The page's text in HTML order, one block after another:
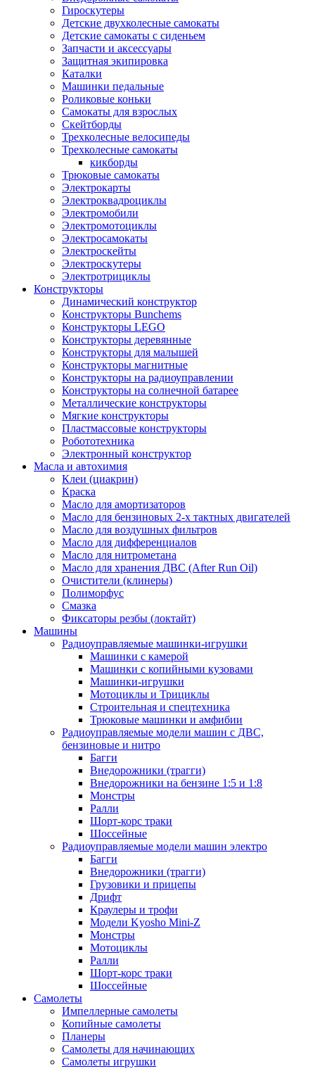
Гироскутеры
Детские двухколесные самокаты
Детские самокаты с сиденьем
Запчасти и аксессуары
Защитная экипировка
Каталки
Машинки педальные
Роликовые коньки
Самокаты для взрослых
Скейтборды
Трехколесные велосипеды
Трехколесные самокаты
кикборды
Трюковые самокаты
Электрокарты
Электроквадроциклы
Электромобили
Электромотоциклы
Электросамокаты
Электроскейты
Электроскутеры
Электротрициклы
Конструкторы
Динамический конструктор
Конструкторы Bunchems
Конструкторы LEGO
Конструкторы деревянные
Конструкторы для малышей
Конструкторы магнитные
Конструкторы на радиоуправлении
Конструкторы на солнечной батарее
Металлические конструкторы
Мягкие конструкторы
Пластмассовые конструкторы
Робототехника
Электронный конструктор
Масла и автохимия
Клеи (циакрин)
Краска
Масло для амортизаторов
Масло для бензиновых 2-х тактных двигателей
Масло для воздушных фильтров
Масло для дифференциалов
Масло для нитрометана
Масло для хранения ДВС (After Run Oil)
Очистители (клинеры)
Полиморфус
Смазка
Фиксаторы резбы (локтайт)
Машины
Радиоуправляемые машинки-игрушки
Машинки с камерой
Машинки с копийными кузовами
Машинки-игрушки
Мотоциклы и Трициклы
Строительная и спецтехника
Трюковые машинки и амфибии
Радиоуправляемые модели машин с ДВС,
бензиновые и нитро
Багги
Внедорожники (трагги)
Внедорожники на бензине 1:5 и 1:8
Монстры
Ралли
Шорт-корс траки
Шоссейные
Радиоуправляемые модели машин электро
Багги
Внедорожники (трагги)
Грузовики и прицепы
Дрифт
Краулеры и трофи
Модели Kyosho Mini-Z
Монстры
Мотоциклы
Ралли
Шорт-корс траки
Шоссейные
Самолеты
Импеллерные самолеты
Копийные самолеты
Планеры
Самолеты для начинающих
Самолеты игрушки